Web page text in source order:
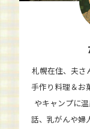
札幌在住、夫さ
手作り料理＆お
やキャンプに
話、乳がんや婦